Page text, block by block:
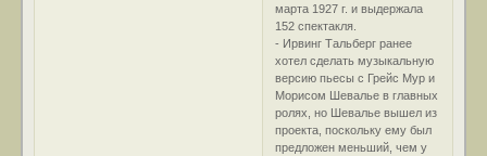
марта 1927 г. и выдержала
152 спектакля.
- Ирвинг Тальберг ранее
хотел сделать музыкальную
версию пьесы с Грейс Мур и
Морисом Шевалье в главных
ролях, но Шевалье вышел из
проекта, поскольку ему был
предложен меньший, чем у